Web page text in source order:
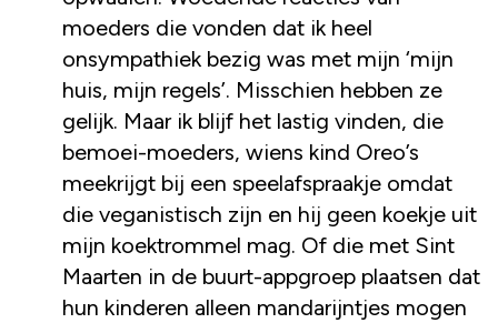
moeders die vonden dat ik heel
onsympathiek bezig was met mijn ‘mijn
huis, mijn regels’. Misschien hebben ze
gelijk. Maar ik blijf het lastig vinden, die
bemoei-moeders, wiens kind Oreo’s
meekrijgt bij een speelafspraakje omdat
die veganistisch zijn en hij geen koekje uit
mijn koektrommel mag. Of die met Sint
Maarten in de buurt-appgroep plaatsen dat
hun kinderen alleen mandarijntjes mogen